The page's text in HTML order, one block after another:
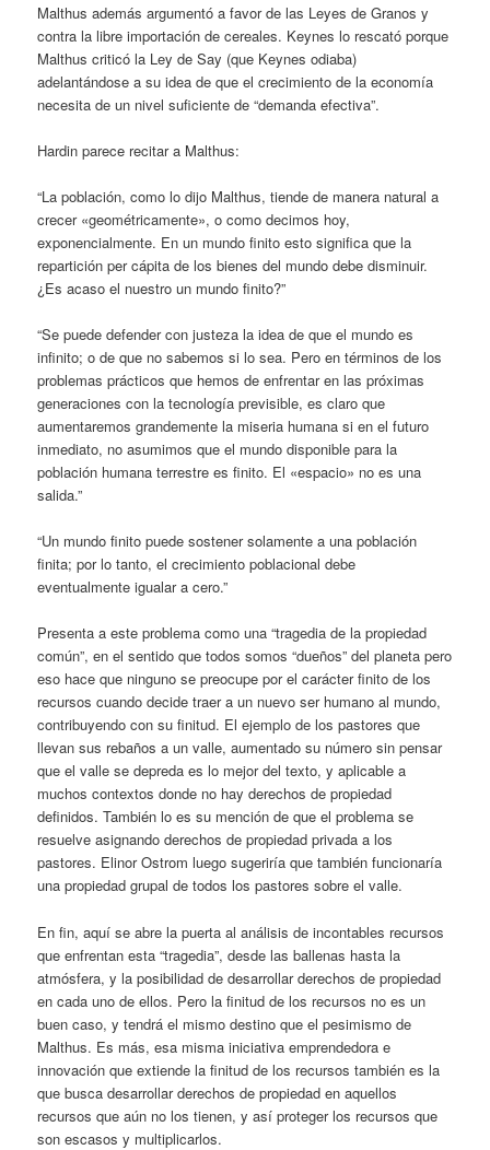
Malthus además argumentó a favor de las Leyes de Granos y
contra la libre importación de cereales. Keynes lo rescató porque
Malthus criticó la Ley de Say (que Keynes odiaba)
adelantándose a su idea de que el crecimiento de la economía
necesita de un nivel suficiente de “demanda efectiva”.
Hardin parece recitar a Malthus:
“La población, como lo dijo Malthus, tiende de manera natural a
crecer «geométricamente», o como decimos hoy,
exponencialmente. En un mundo finito esto significa que la
repartición per cápita de los bienes del mundo debe disminuir.
¿Es acaso el nuestro un mundo finito?”
“Se puede defender con justeza la idea de que el mundo es
infinito; o de que no sabemos si lo sea. Pero en términos de los
problemas prácticos que hemos de enfrentar en las próximas
generaciones con la tecnología previsible, es claro que
aumentaremos grandemente la miseria humana si en el futuro
inmediato, no asumimos que el mundo disponible para la
población humana terrestre es finito. El «espacio» no es una
salida.”
“Un mundo finito puede sostener solamente a una población
finita; por lo tanto, el crecimiento poblacional debe
eventualmente igualar a cero.”
Presenta a este problema como una “tragedia de la propiedad
común”, en el sentido que todos somos “dueños” del planeta pero
eso hace que ninguno se preocupe por el carácter finito de los
recursos cuando decide traer a un nuevo ser humano al mundo,
contribuyendo con su finitud. El ejemplo de los pastores que
llevan sus rebaños a un valle, aumentado su número sin pensar
que el valle se depreda es lo mejor del texto, y aplicable a
muchos contextos donde no hay derechos de propiedad
definidos. También lo es su mención de que el problema se
resuelve asignando derechos de propiedad privada a los
pastores. Elinor Ostrom luego sugeriría que también funcionaría
una propiedad grupal de todos los pastores sobre el valle.
En fin, aquí se abre la puerta al análisis de incontables recursos
que enfrentan esta “tragedia”, desde las ballenas hasta la
atmósfera, y la posibilidad de desarrollar derechos de propiedad
en cada uno de ellos. Pero la finitud de los recursos no es un
buen caso, y tendrá el mismo destino que el pesimismo de
Malthus. Es más, esa misma iniciativa emprendedora e
innovación que extiende la finitud de los recursos también es la
que busca desarrollar derechos de propiedad en aquellos
recursos que aún no los tienen, y así proteger los recursos que
son escasos y multiplicarlos.